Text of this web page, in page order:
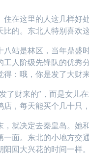
在这里的人这几样好
的。东北人特别喜欢
站是林区，当年鼎盛
人阶级先锋队的优秀
：哦，你是发了大财来
了财来的”，而是女儿
，每天能买个几十只
就决定去秦皇岛。她
面。东北的小地方交
回大兴花的时间一样。